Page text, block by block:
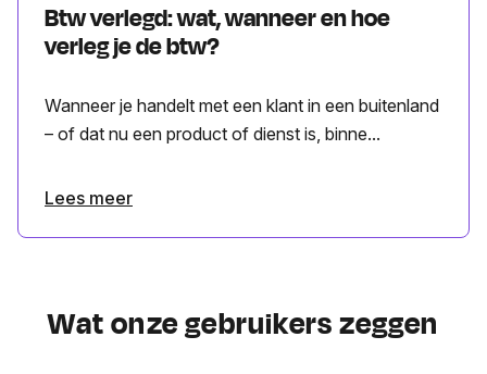
Btw verlegd: wat, wanneer en hoe
verleg je de btw?
Wanneer je handelt met een klant in een buitenland
– of dat nu een product of dienst is, binne...
Lees meer
Wat onze gebruikers zeggen